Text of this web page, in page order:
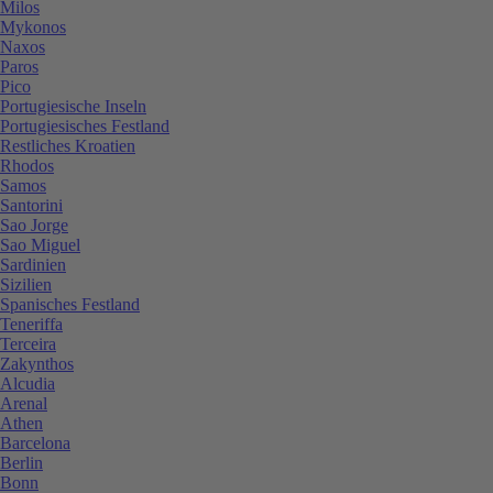
Milos
Mykonos
Naxos
Paros
Pico
Portugiesische Inseln
Portugiesisches Festland
Restliches Kroatien
Rhodos
Samos
Santorini
Sao Jorge
Sao Miguel
Sardinien
Sizilien
Spanisches Festland
Teneriffa
Terceira
Zakynthos
Alcudia
Arenal
Athen
Barcelona
Berlin
Bonn